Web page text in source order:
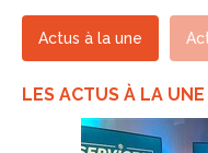
Actus à la une
LES ACTUS À LA UNE